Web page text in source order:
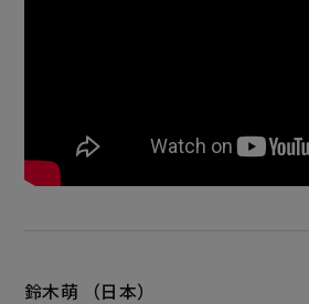
鈴木萌
（日本）